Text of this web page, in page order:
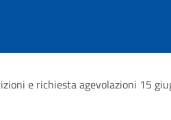
e richiesta agevolazioni 15